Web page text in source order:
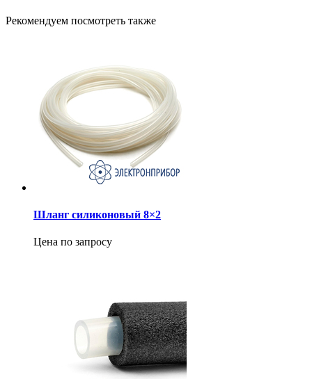
Рекомендуем посмотреть также
Шланг силиконовый 8×2
Цена по запросу